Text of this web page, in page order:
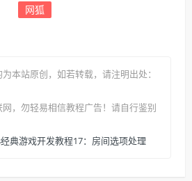
网狐
本站原创 ，如若转载，请注明出处：
，勿轻易相信教程广告！请自行鉴别
典游戏开发教程17：房间选项处理